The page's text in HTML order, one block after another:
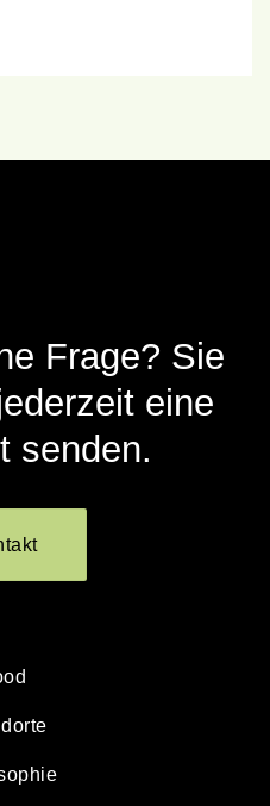
Frage? Sie
eine
senden.